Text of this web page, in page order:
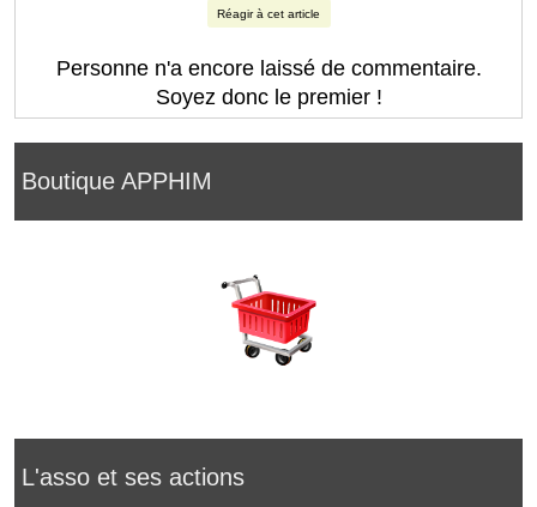
Boutique APPHIM
L'asso et ses actions
Réagir à cet article
Personne n'a encore laissé de commentaire.
Soyez donc le premier !